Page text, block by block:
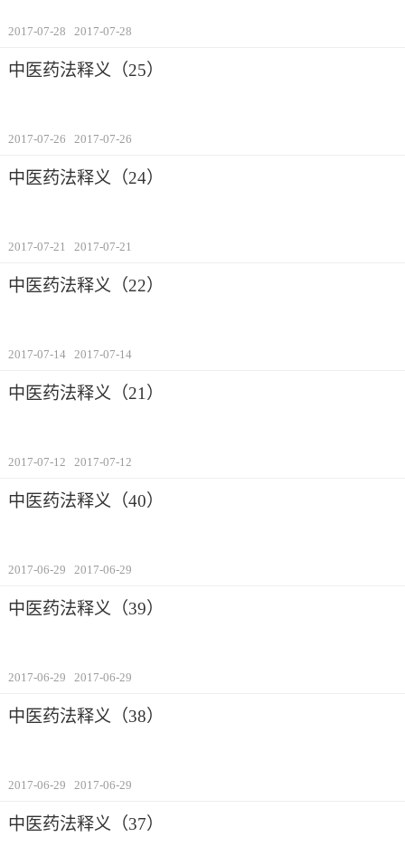
2017-07-28 2017-07-28
中医药法释义（25）
2017-07-26 2017-07-26
中医药法释义（24）
2017-07-21 2017-07-21
中医药法释义（22）
2017-07-14 2017-07-14
中医药法释义（21）
2017-07-12 2017-07-12
中医药法释义（40）
2017-06-29 2017-06-29
中医药法释义（39）
2017-06-29 2017-06-29
中医药法释义（38）
2017-06-29 2017-06-29
中医药法释义（37）